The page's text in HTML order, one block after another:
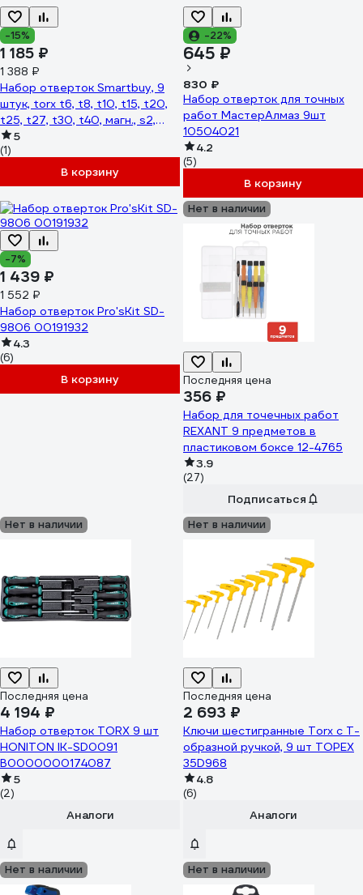
-15%
1 185 ₽
1 388 ₽
Набор отверток Smartbuy, 9
штук, torx t6, t8, t10, t15, t20,
t25, t27, t30, t40, магн., s2,
Tools SBT-SCN-9p3
5
(1)
В корзину
-22%
645 ₽
830 ₽
Набор отверток для точных
работ МастерАлмаз 9шт
10504021
4.2
(5)
В корзину
-7%
1 439 ₽
1 552 ₽
Набор отверток Pro'sKit SD-
9806 00191932
4.3
(6)
В корзину
Нет в наличии
Последняя цена
356 ₽
Набор для точечных работ
REXANT 9 предметов в
пластиковом боксе 12-4765
3.9
(27)
Подписаться
Нет в наличии
Последняя цена
4 194 ₽
Набор отверток TORX 9 шт
HONITON IK-SD0091
В0000000174087
5
(2)
Аналоги
Нет в наличии
Последняя цена
2 693 ₽
Ключи шестигранные Torx с Т-
образной ручкой, 9 шт TOPEX
35D968
4.8
(6)
Аналоги
Нет в наличии Нет в наличии